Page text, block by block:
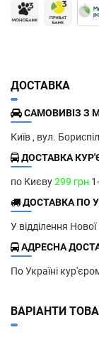
ДОСТАВКА
САМОВИВІЗ З
Київ , вул.
ДОСТАВКА
по Києву299 грн
ДОСТАВКА ПО
У відділення
АДРЕСНА
По Україні
ВАРІАНТИ